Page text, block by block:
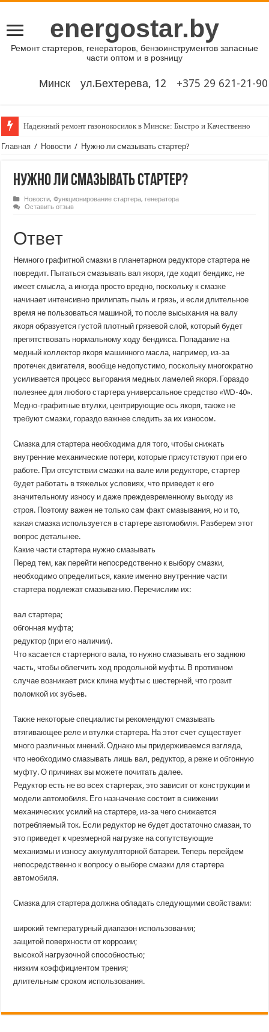
energostar.by
Ремонт стартеров, генераторов, бензоинструментов запасные
части оптом и в розницу
Минск ул.Бехтерева, 12 ‎‎+375 29 621-21-90
Надежный ремонт газонокосилок в Минске: Быстро и Качественно
Главная / Новости / Нужно ли смазывать стартер?
Нужно ли смазывать стартер?
Новости,Функционирование стартера, генератора
Оставить отзыв
Ответ
Немного графитной смазки в планетарном редукторе стартера не
повредит. Пытаться смазывать вал якоря, где ходит бендикс, не
имеет смысла, а иногда просто вредно, поскольку к смазке
начинает интенсивно прилипать пыль и грязь, и если длительное
время не пользоваться машиной, то после высыхания на валу
якоря образуется густой плотный грязевой слой, который будет
препятствовать нормальному ходу бендикса. Попадание на
медный коллектор якоря машинного масла, например, из-за
протечек двигателя, вообще недопустимо, поскольку многократно
усиливается процесс выгорания медных ламелей якоря. Гораздо
полезнее для любого стартера универсальное средство «WD-40».
Медно-графитные втулки, центрирующие ось якоря, также не
требуют смазки, гораздо важнее следить за их износом.
Смазка для стартера необходима для того, чтобы снижать
внутренние механические потери, которые присутствуют при его
работе. При отсутствии смазки на вале или редукторе, стартер
будет работать в тяжелых условиях, что приведет к его
значительному износу и даже преждевременному выходу из
строя. Поэтому важен не только сам факт смазывания, но и то,
какая смазка используется в стартере автомобиля. Разберем этот
вопрос детальнее.
Какие части стартера нужно смазывать
Перед тем, как перейти непосредственно к выбору смазки,
необходимо определиться, какие именно внутренние части
стартера подлежат смазыванию. Перечислим их:
вал стартера;
обгонная муфта;
редуктор (при его наличии).
Что касается стартерного вала, то нужно смазывать его заднюю
часть, чтобы облегчить ход продольной муфты. В противном
случае возникает риск клина муфты с шестерней, что грозит
поломкой их зубьев.
Также некоторые специалисты рекомендуют смазывать
втягивающее реле и втулки стартера. На этот счет существует
много различных мнений. Однако мы придерживаемся взгляда,
что необходимо смазывать лишь вал, редуктор, а реже и обгонную
муфту. О причинах вы можете почитать далее.
Редуктор есть не во всех стартерах, это зависит от конструкции и
модели автомобиля. Его назначение состоит в снижении
механических усилий на стартере, из-за чего снижается
потребляемый ток. Если редуктор не будет достаточно смазан, то
это приведет к чрезмерной нагрузке на сопутствующие
механизмы и износу аккумуляторной батареи. Теперь перейдем
непосредственно к вопросу о выборе смазки для стартера
автомобиля.
Смазка для стартера должна обладать следующими свойствами:
широкий температурный диапазон использования;
защитой поверхности от коррозии;
высокой нагрузочной способностью;
низким коэффициентом трения;
длительным сроком использования.